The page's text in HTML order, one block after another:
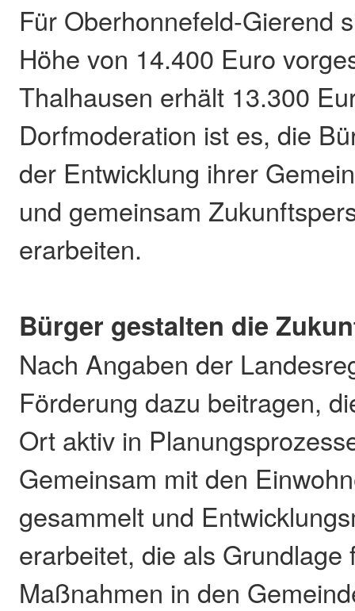
Für Oberhonnefeld-Gierend
Höhe von 14.400 Euro
Thalhausen erhält 13.300
Dorfmoderation ist es, die
der Entwicklung ihrer
und gemeinsam
erarbeiten.
Bürger gestalten die
Nach Angaben der
Förderung dazu beitragen,
Ort aktiv in
Gemeinsam mit den
gesammelt und
erarbeitet, die als Grundlage
Maßnahmen in den